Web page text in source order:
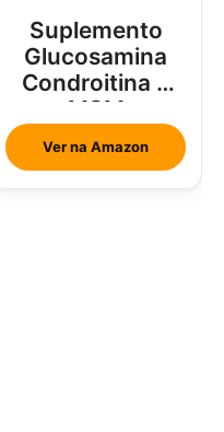
Suplemento
Glucosamina
Condroitina e
MSM
Ver na Amazon